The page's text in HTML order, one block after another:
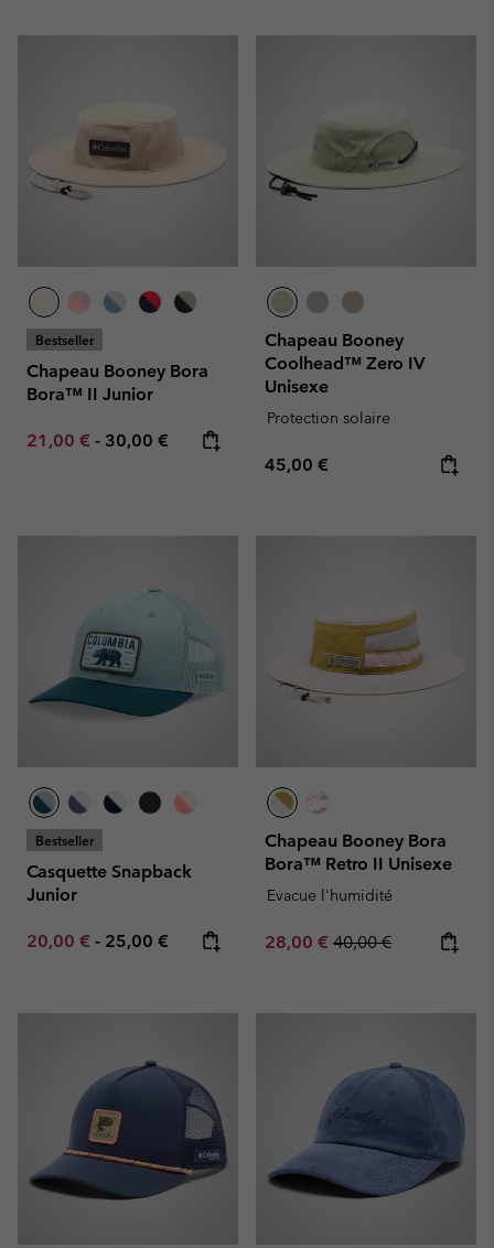
Bestseller
Chapeau Booney Bora
Bora™ II Junior
Minimum sale price:
21,00 € - Maximum price:
30,00 €
Chapeau Booney
Coolhead™ Zero IV
Unisexe
Protection solaire
Regular price:
45,00 €
Bestseller
Casquette Snapback
Junior
Minimum sale price:
20,00 € - Maximum price:
25,00 €
Chapeau Booney Bora
Bora™ Retro II Unisexe
Evacue l'humidité
Sale price:
28,00 € Regular price:
40,00 €